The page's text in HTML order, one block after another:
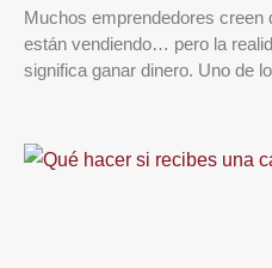
Muchos emprendedores creen
están vendiendo… pero la
significa ganar dinero. Uno de